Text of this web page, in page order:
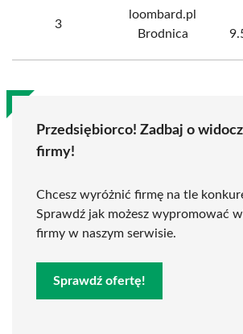
3
loombard.pl
Brodnica
Przedsiębiorco! Zadbaj o
firmy!
Chcesz wyróżnić firmę na tle
Sprawdź jak możesz wypromować
firmy w naszym serwisie.
Sprawdź ofertę!